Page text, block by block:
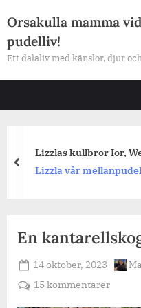
to
content
Orsakulla mamma
pudelliv!
Ett dalaliv med känslor, djur
Lizzlas kullbror Ior,
Lizzla vår mellanpudel
prev
En
Posted
on
14 oktober, 2023 By
15 kommentarertill